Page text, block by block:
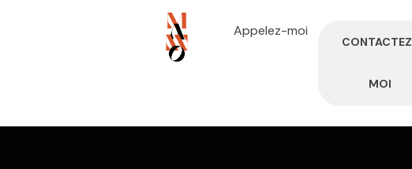
Appelez-moi
CONTACTEZ
MOI